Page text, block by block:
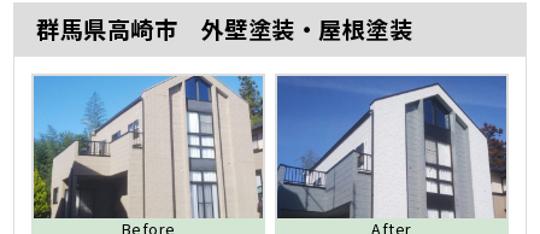
群馬県高崎市 外壁塗装・屋根塗装
Before After